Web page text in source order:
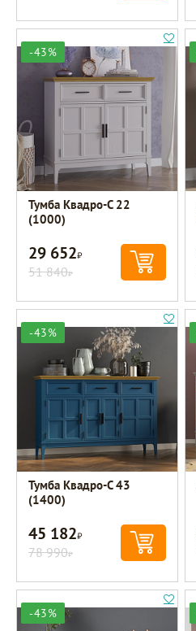
-43%
Тумба Квадро-С 22
(1000)
29 652Р
51 840Р
-43%
Тумба Квадро-С 43
(1400)
45 182Р
78 990Р
-43%